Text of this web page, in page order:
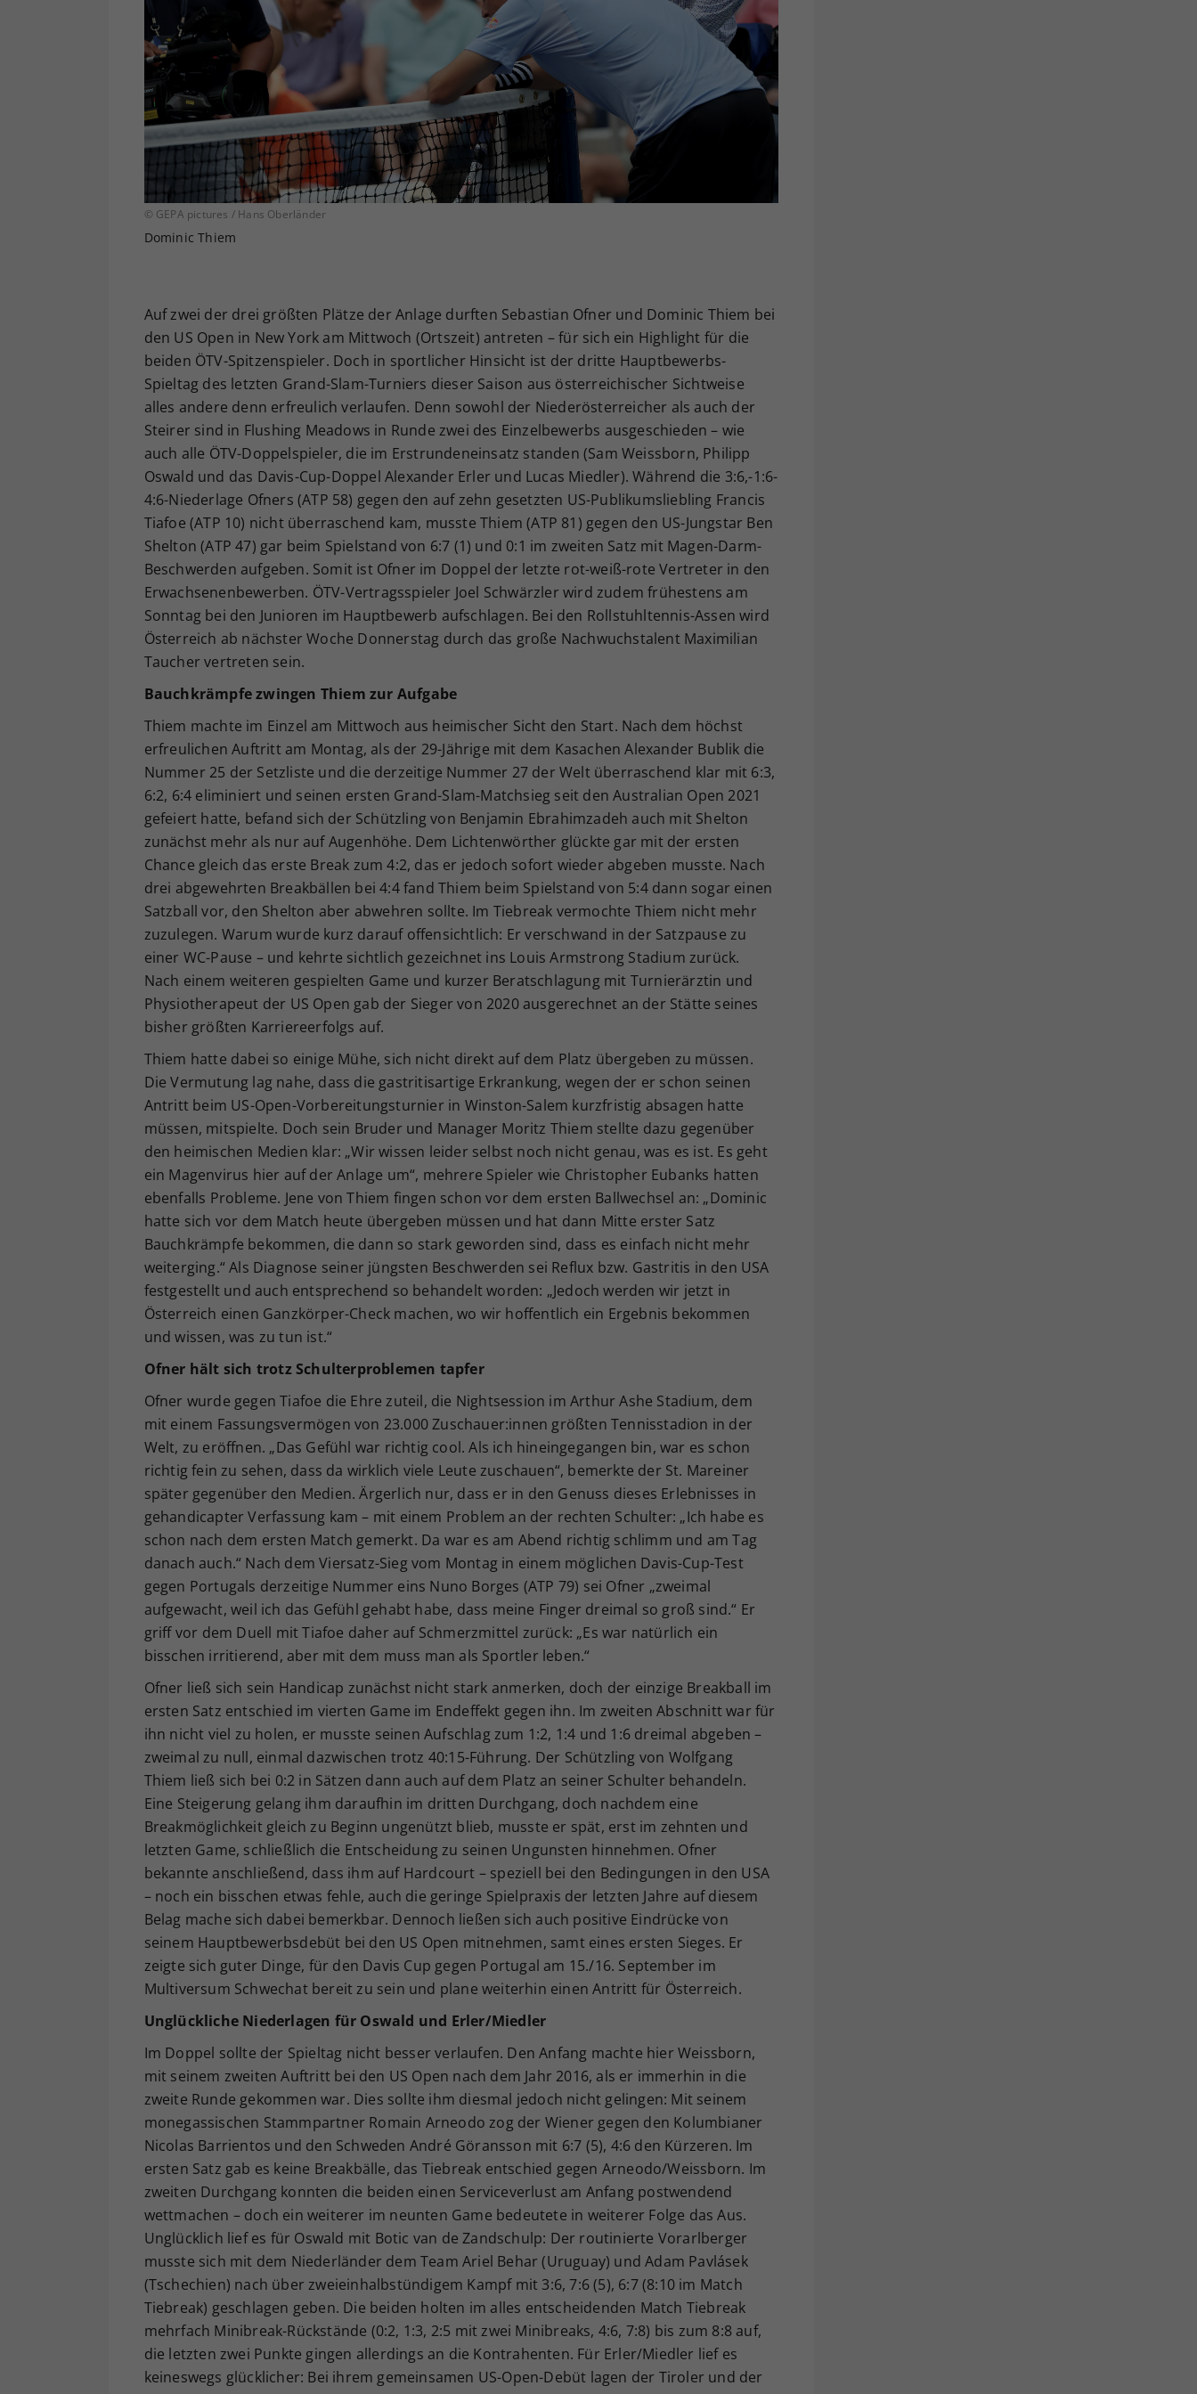
© GEPA pictures / Hans Oberländer
Dominic Thiem
Auf zwei der drei größten Plätze der Anlage durften Sebastian Ofner und Dominic Thiem bei
den US Open in New York am Mittwoch (Ortszeit) antreten – für sich ein Highlight für die
beiden ÖTV-Spitzenspieler. Doch in sportlicher Hinsicht ist der dritte Hauptbewerbs-
Spieltag des letzten Grand-Slam-Turniers dieser Saison aus österreichischer Sichtweise
alles andere denn erfreulich verlaufen. Denn sowohl der Niederösterreicher als auch der
Steirer sind in Flushing Meadows in Runde zwei des Einzelbewerbs ausgeschieden – wie
auch alle ÖTV-Doppelspieler, die im Erstrundeneinsatz standen (Sam Weissborn, Philipp
Oswald und das Davis-Cup-Doppel Alexander Erler und Lucas Miedler). Während die 3:6,-1:6-
4:6-Niederlage Ofners (ATP 58) gegen den auf zehn gesetzten US-Publikumsliebling Francis
Tiafoe (ATP 10) nicht überraschend kam, musste Thiem (ATP 81) gegen den US-Jungstar Ben
Shelton (ATP 47) gar beim Spielstand von 6:7 (1) und 0:1 im zweiten Satz mit Magen-Darm-
Beschwerden aufgeben. Somit ist Ofner im Doppel der letzte rot-weiß-rote Vertreter in den
Erwachsenenbewerben. ÖTV-Vertragsspieler Joel Schwärzler wird zudem frühestens am
Sonntag bei den Junioren im Hauptbewerb aufschlagen. Bei den Rollstuhltennis-Assen wird
Österreich ab nächster Woche Donnerstag durch das große Nachwuchstalent Maximilian
Taucher vertreten sein.
Bauchkrämpfe zwingen Thiem zur Aufgabe
Thiem machte im Einzel am Mittwoch aus heimischer Sicht den Start. Nach dem höchst
erfreulichen Auftritt am Montag, als der 29-Jährige mit dem Kasachen Alexander Bublik die
Nummer 25 der Setzliste und die derzeitige Nummer 27 der Welt überraschend klar mit 6:3,
6:2, 6:4 eliminiert und seinen ersten Grand-Slam-Matchsieg seit den Australian Open 2021
gefeiert hatte, befand sich der Schützling von Benjamin Ebrahimzadeh auch mit Shelton
zunächst mehr als nur auf Augenhöhe. Dem Lichtenwörther glückte gar mit der ersten
Chance gleich das erste Break zum 4:2, das er jedoch sofort wieder abgeben musste. Nach
drei abgewehrten Breakbällen bei 4:4 fand Thiem beim Spielstand von 5:4 dann sogar einen
Satzball vor, den Shelton aber abwehren sollte. Im Tiebreak vermochte Thiem nicht mehr
zuzulegen. Warum wurde kurz darauf offensichtlich: Er verschwand in der Satzpause zu
einer WC-Pause – und kehrte sichtlich gezeichnet ins Louis Armstrong Stadium zurück.
Nach einem weiteren gespielten Game und kurzer Beratschlagung mit Turnierärztin und
Physiotherapeut der US Open gab der Sieger von 2020 ausgerechnet an der Stätte seines
bisher größten Karriereerfolgs auf.
Thiem hatte dabei so einige Mühe, sich nicht direkt auf dem Platz übergeben zu müssen.
Die Vermutung lag nahe, dass die gastritisartige Erkrankung, wegen der er schon seinen
Antritt beim US-Open-Vorbereitungsturnier in Winston-Salem kurzfristig absagen hatte
müssen, mitspielte. Doch sein Bruder und Manager Moritz Thiem stellte dazu gegenüber
den heimischen Medien klar: „Wir wissen leider selbst noch nicht genau, was es ist. Es geht
ein Magenvirus hier auf der Anlage um“, mehrere Spieler wie Christopher Eubanks hatten
ebenfalls Probleme. Jene von Thiem fingen schon vor dem ersten Ballwechsel an: „Dominic
hatte sich vor dem Match heute übergeben müssen und hat dann Mitte erster Satz
Bauchkrämpfe bekommen, die dann so stark geworden sind, dass es einfach nicht mehr
weiterging.“ Als Diagnose seiner jüngsten Beschwerden sei Reflux bzw. Gastritis in den USA
festgestellt und auch entsprechend so behandelt worden: „Jedoch werden wir jetzt in
Österreich einen Ganzkörper-Check machen, wo wir hoffentlich ein Ergebnis bekommen
und wissen, was zu tun ist.“
Ofner hält sich trotz Schulterproblemen tapfer
Ofner wurde gegen Tiafoe die Ehre zuteil, die Nightsession im Arthur Ashe Stadium, dem
mit einem Fassungsvermögen von 23.000 Zuschauer:innen größten Tennisstadion in der
Welt, zu eröffnen. „Das Gefühl war richtig cool. Als ich hineingegangen bin, war es schon
richtig fein zu sehen, dass da wirklich viele Leute zuschauen“, bemerkte der St. Mareiner
später gegenüber den Medien. Ärgerlich nur, dass er in den Genuss dieses Erlebnisses in
gehandicapter Verfassung kam – mit einem Problem an der rechten Schulter: „Ich habe es
schon nach dem ersten Match gemerkt. Da war es am Abend richtig schlimm und am Tag
danach auch.“ Nach dem Viersatz-Sieg vom Montag in einem möglichen Davis-Cup-Test
gegen Portugals derzeitige Nummer eins Nuno Borges (ATP 79) sei Ofner „zweimal
aufgewacht, weil ich das Gefühl gehabt habe, dass meine Finger dreimal so groß sind.“ Er
griff vor dem Duell mit Tiafoe daher auf Schmerzmittel zurück: „Es war natürlich ein
bisschen irritierend, aber mit dem muss man als Sportler leben.“
Ofner ließ sich sein Handicap zunächst nicht stark anmerken, doch der einzige Breakball im
ersten Satz entschied im vierten Game im Endeffekt gegen ihn. Im zweiten Abschnitt war für
ihn nicht viel zu holen, er musste seinen Aufschlag zum 1:2, 1:4 und 1:6 dreimal abgeben –
zweimal zu null, einmal dazwischen trotz 40:15-Führung. Der Schützling von Wolfgang
Thiem ließ sich bei 0:2 in Sätzen dann auch auf dem Platz an seiner Schulter behandeln.
Eine Steigerung gelang ihm daraufhin im dritten Durchgang, doch nachdem eine
Breakmöglichkeit gleich zu Beginn ungenützt blieb, musste er spät, erst im zehnten und
letzten Game, schließlich die Entscheidung zu seinen Ungunsten hinnehmen. Ofner
bekannte anschließend, dass ihm auf Hardcourt – speziell bei den Bedingungen in den USA
– noch ein bisschen etwas fehle, auch die geringe Spielpraxis der letzten Jahre auf diesem
Belag mache sich dabei bemerkbar. Dennoch ließen sich auch positive Eindrücke von
seinem Hauptbewerbsdebüt bei den US Open mitnehmen, samt eines ersten Sieges. Er
zeigte sich guter Dinge, für den Davis Cup gegen Portugal am 15./16. September im
Multiversum Schwechat bereit zu sein und plane weiterhin einen Antritt für Österreich.
Unglückliche Niederlagen für Oswald und Erler/Miedler
Im Doppel sollte der Spieltag nicht besser verlaufen. Den Anfang machte hier Weissborn,
mit seinem zweiten Auftritt bei den US Open nach dem Jahr 2016, als er immerhin in die
zweite Runde gekommen war. Dies sollte ihm diesmal jedoch nicht gelingen: Mit seinem
monegassischen Stammpartner Romain Arneodo zog der Wiener gegen den Kolumbianer
Nicolas Barrientos und den Schweden André Göransson mit 6:7 (5), 4:6 den Kürzeren. Im
ersten Satz gab es keine Breakbälle, das Tiebreak entschied gegen Arneodo/Weissborn. Im
zweiten Durchgang konnten die beiden einen Serviceverlust am Anfang postwendend
wettmachen – doch ein weiterer im neunten Game bedeutete in weiterer Folge das Aus.
Unglücklich lief es für Oswald mit Botic van de Zandschulp: Der routinierte Vorarlberger
musste sich mit dem Niederländer dem Team Ariel Behar (Uruguay) und Adam Pavlásek
(Tschechien) nach über zweieinhalbstündigem Kampf mit 3:6, 7:6 (5), 6:7 (8:10 im Match
Tiebreak) geschlagen geben. Die beiden holten im alles entscheidenden Match Tiebreak
mehrfach Minibreak-Rückstände (0:2, 1:3, 2:5 mit zwei Minibreaks, 4:6, 7:8) bis zum 8:8 auf,
die letzten zwei Punkte gingen allerdings an die Kontrahenten. Für Erler/Miedler lief es
keineswegs glücklicher: Bei ihrem gemeinsamen US-Open-Debüt lagen der Tiroler und der
Ihrer vorgenommen Einstellungen, falls der
Webseiten-Betreiber dies eingestellt hat.